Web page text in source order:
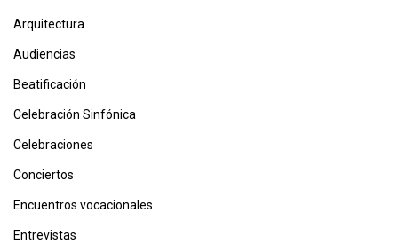
Arquitectura
Audiencias
Beatificación
Celebración Sinfónica
Celebraciones
Conciertos
Encuentros vocacionales
Entrevistas